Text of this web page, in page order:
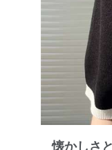
懐かしさ